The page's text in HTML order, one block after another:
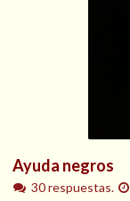
Ayuda negros
30 respuestas.